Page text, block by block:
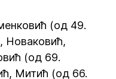
(од 49.
Новаковић,
(од 69.
Митић (од 66.